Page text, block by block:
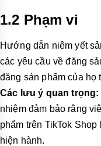
1.2 Phạm vi
Hướng dẫn niêm yết
các yêu cầu về đăng
đăng sản phẩm của họ
Các lưu ý quan trọng:
nhiệm đảm bảo rằng
phẩm trên TikTok
hiện hành.